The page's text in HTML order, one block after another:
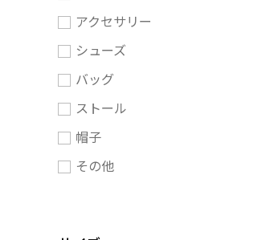
アクセサリー
シューズ
バッグ
ストール
帽子
その他